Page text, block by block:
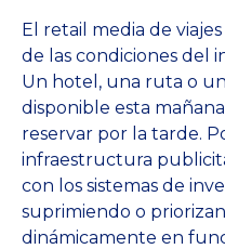
El retail media de
de las condiciones del
Un hotel, una ruta o
disponible esta
reservar por la tarde.
infraestructura
con los sistemas de
suprimiendo o
dinámicamente en